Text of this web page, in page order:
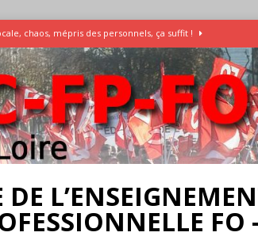
chaos, mépris des personnels, ça suffit !
et condition de travail dans les écoles AESH
la Libération du Dr Abu Safyia – pour la Palestine
FO